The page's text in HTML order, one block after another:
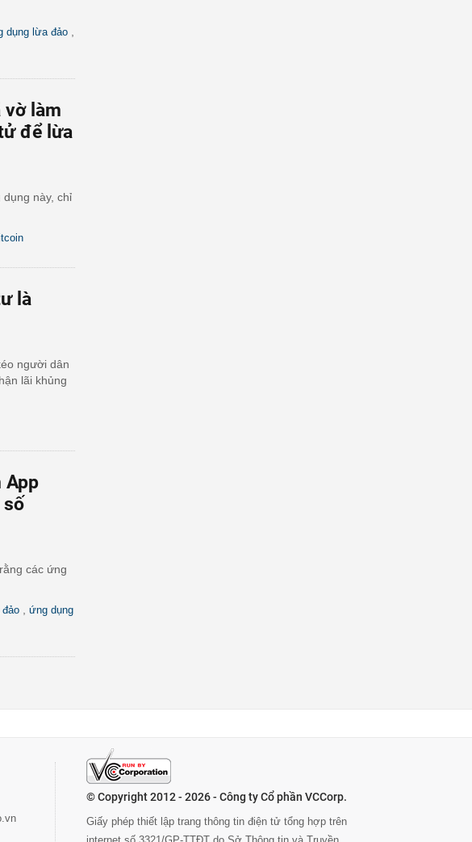
dụng lừa đảo
vờ làm
để lừa
này, chỉ
là
người dân
lãi khủng
App
số
các ứng
ứng dụng
© Copyright 2012 - 2026 - Công ty Cổ phần VCCorp.
Giấy phép thiết lập trang thông tin điện tử tổng hợp trên